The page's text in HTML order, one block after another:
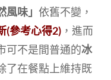
風味」 依舊不變，
(參考心得2) ，進而
可不是間普通的冰
了在餐點上維持既